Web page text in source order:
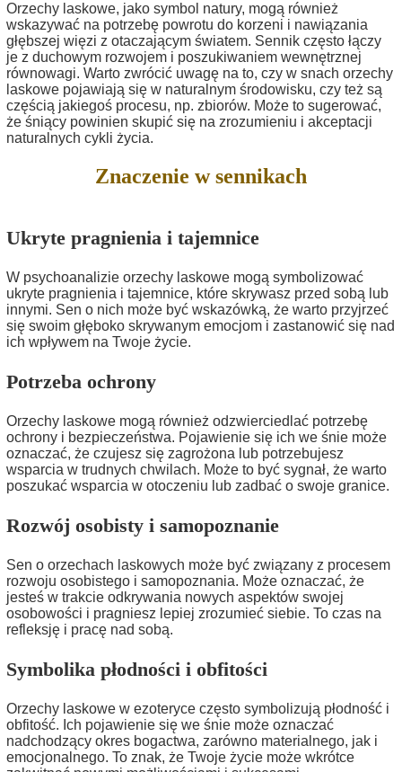
Orzechy laskowe, jako symbol natury, mogą również
wskazywać na potrzebę powrotu do korzeni i nawiązania
głębszej więzi z otaczającym światem. Sennik często łączy
je z duchowym rozwojem i poszukiwaniem wewnętrznej
równowagi. Warto zwrócić uwagę na to, czy w snach orzechy
laskowe pojawiają się w naturalnym środowisku, czy też są
częścią jakiegoś procesu, np. zbiorów. Może to sugerować,
że śniący powinien skupić się na zrozumieniu i akceptacji
naturalnych cykli życia.
Znaczenie w sennikach
Ukryte pragnienia i tajemnice
W psychoanalizie orzechy laskowe mogą symbolizować
ukryte pragnienia i tajemnice, które skrywasz przed sobą lub
innymi. Sen o nich może być wskazówką, że warto przyjrzeć
się swoim głęboko skrywanym emocjom i zastanowić się nad
ich wpływem na Twoje życie.
Potrzeba ochrony
Orzechy laskowe mogą również odzwierciedlać potrzebę
ochrony i bezpieczeństwa. Pojawienie się ich we śnie może
oznaczać, że czujesz się zagrożona lub potrzebujesz
wsparcia w trudnych chwilach. Może to być sygnał, że warto
poszukać wsparcia w otoczeniu lub zadbać o swoje granice.
Rozwój osobisty i samopoznanie
Sen o orzechach laskowych może być związany z procesem
rozwoju osobistego i samopoznania. Może oznaczać, że
jesteś w trakcie odkrywania nowych aspektów swojej
osobowości i pragniesz lepiej zrozumieć siebie. To czas na
refleksję i pracę nad sobą.
Symbolika płodności i obfitości
Orzechy laskowe w ezoteryce często symbolizują płodność i
obfitość. Ich pojawienie się we śnie może oznaczać
nadchodzący okres bogactwa, zarówno materialnego, jak i
emocjonalnego. To znak, że Twoje życie może wkrótce